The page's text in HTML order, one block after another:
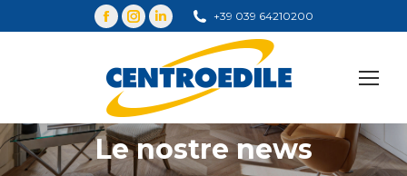
+39 039 64210200
Le nostre news
You are here: